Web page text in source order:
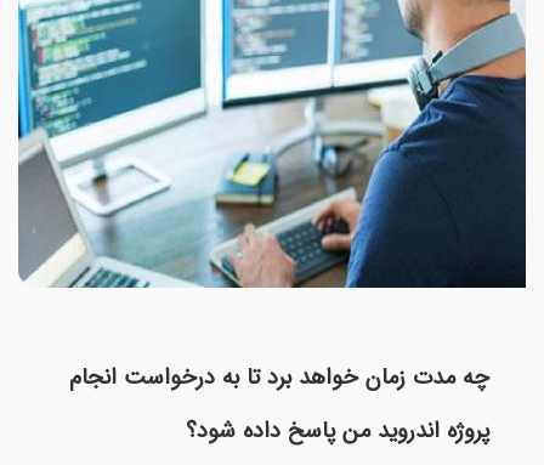
چه مدت زمان خواهد برد تا به درخواست انجام
پروژه اندروید من پاسخ داده شود؟